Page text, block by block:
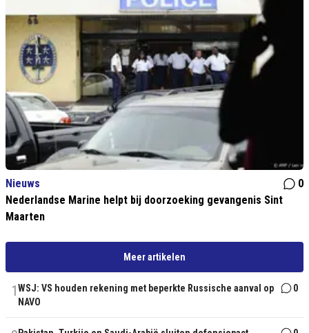
Nieuws
0
Nederlandse Marine helpt bij doorzoeking gevangenis Sint
Maarten
Meer artikelen
1WSJ: VS houden rekening met beperkte Russische aanval op
NAVO
0